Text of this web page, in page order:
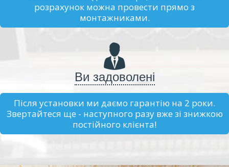
розрахунок можна провести прямо з
монтажниками.
Ви задоволені
Після установки ми даємо гарантію на 2 роки.
Звертайтеся ще - наступного разу вже зі знижкою
постійного клієнта!